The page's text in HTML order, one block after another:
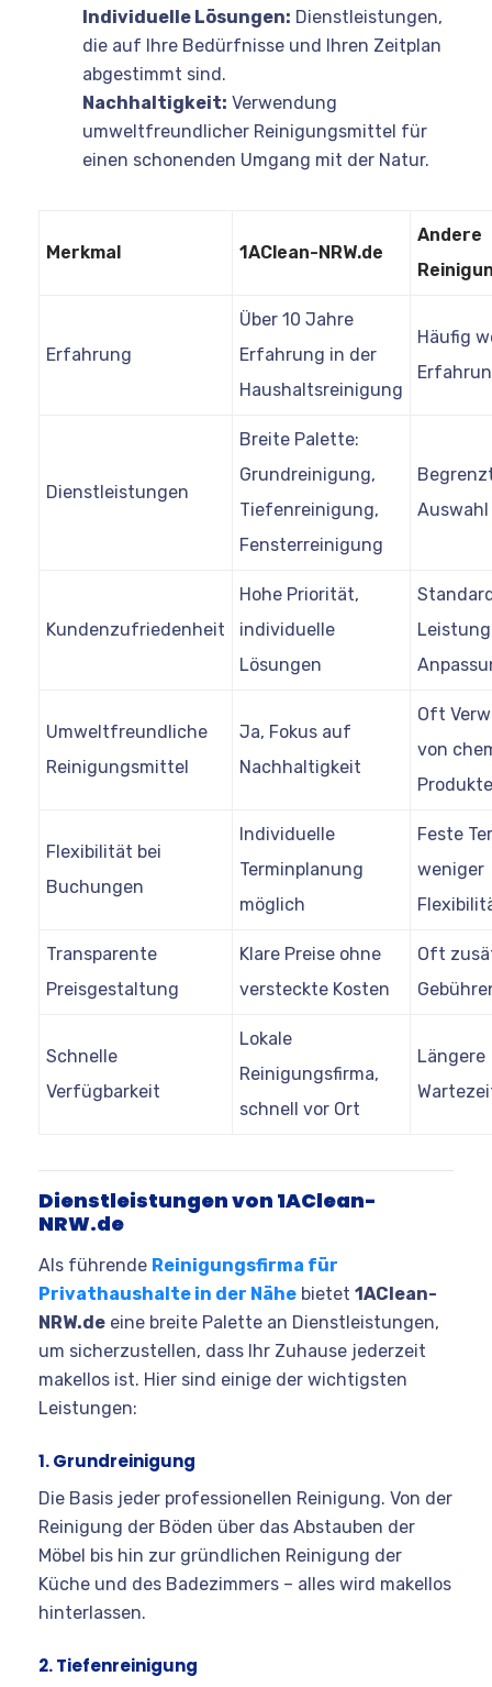
Individuelle Lösungen: Dienstleistungen,
die auf Ihre Bedürfnisse und Ihren Zeitplan
abgestimmt sind.
Nachhaltigkeit: Verwendung
umweltfreundlicher Reinigungsmittel für
einen schonenden Umgang mit der Natur.
Merkmal 1AClean-NRW.de
Andere
Erfahrung
Über 10 Jahre
Erfahrung in der
Haushaltsreinigung
Häufig
Dienstleistungen
Breite Palette:
Grundreinigung,
Tiefenreinigung,
Fensterreinigung
Auswahl
Kundenzufriedenheit
Hohe Priorität,
individuelle
Lösungen
Umweltfreundliche
Reinigungsmittel
Ja, Fokus auf
Nachhaltigkeit
Oft
von
Flexibilität bei
Buchungen
Individuelle
Terminplanung
möglich
Feste
weniger
Transparente
Preisgestaltung
Klare Preise ohne
versteckte Kosten
Oft
Schnelle
Verfügbarkeit
Lokale
Reinigungsfirma,
schnell vor Ort
Längere
Dienstleistungen von 1AClean-
NRW.de
Als führende Reinigungsfirma für
Privathaushalte in der Nähe bietet 1AClean-
NRW.de eine breite Palette an Dienstleistungen,
um sicherzustellen, dass Ihr Zuhause jederzeit
makellos ist. Hier sind einige der wichtigsten
Leistungen:
1. Grundreinigung
Die Basis jeder professionellen Reinigung. Von der
Reinigung der Böden über das Abstauben der
Möbel bis hin zur gründlichen Reinigung der
Küche und des Badezimmers – alles wird makellos
hinterlassen.
2. Tiefenreinigung